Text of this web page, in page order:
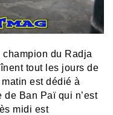
du Radja
tout les jours de
est dédié à
de Ban Paï qui n’est
midi est